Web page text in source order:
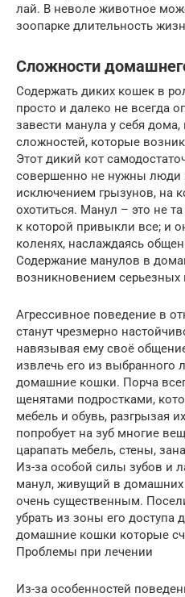
лай. В неволе животное
зоопарке длительность
Сложности
Содержать диких кошек в
просто и далеко не всегда
завести манула у себя
сложностей, которые
Этот дикий кот
совершенно не нужны люди
исключением грызунов, на
охотиться. Манул – это не
к которой привыкли все; и
коленях, наслаждаясь
Содержание манулов в
возникновением серьезных
Агрессивное поведение в
станут чрезмерно
навязывая ему своё
извлечь его из выбранного
домашние кошки. Порча
щенятами подростками,
мебель и обувь, разгрызая
попробует на зуб многие
царапать мебель, стены,
Из-за особой силы зубов и
манул, живущий в домашних
очень существенным.
убрать из зоны его
домашние кошки которые
Проблемы при лечении
Из-за особенностей